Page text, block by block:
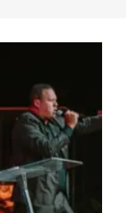
em
Santos